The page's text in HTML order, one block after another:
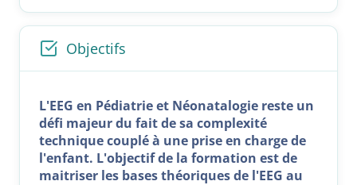
Objectifs
L'EEG en Pédiatrie et Néonatalogie reste un
défi majeur du fait de sa complexité
technique couplé à une prise en charge de
l'enfant. L'objectif de la formation est de
maitriser les bases théoriques de l'EEG au